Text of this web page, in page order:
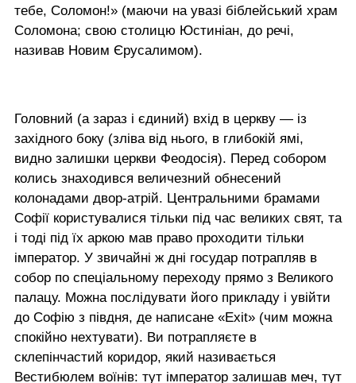
тебе, Соломон!» (маючи на увазі біблейський храм
Соломона; свою столицю Юстиніан, до речі,
називав Новим Єрусалимом).
Головний (а зараз і єдиний) вхід в церкву — із
західного боку (зліва від нього, в глибокій ямі,
видно залишки церкви Феодосія). Перед собором
колись знаходився величезний обнесений
колонадами двор-атрій. Центральними брамами
Софії користувалися тільки під час великих свят, та
і тоді під їх аркою мав право проходити тільки
імператор. У звичайні ж дні государ потрапляв в
собор по спеціальному переходу прямо з Великого
палацу. Можна послідувати його прикладу і увійти
до Софію з півдня, де написане «Exit» (чим можна
спокійно нехтувати). Ви потрапляєте в
склепінчастий коридор, який називається
Вестибюлем воїнів: тут імператор залишав меч, тут